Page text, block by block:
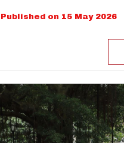
Published on 15 May 2026